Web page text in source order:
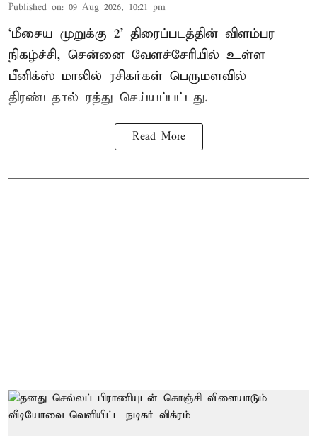
Published on: 09 Aug 2026, 10:21 pm
‘மீசைய முறுக்கு 2’ திரைப்படத்தின் விளம்பர
நிகழ்ச்சி, சென்னை வேளச்சேரியில் உள்ள
பீனிக்ஸ் மாலில் ரசிகர்கள் பெருமளவில்
திரண்டதால் ரத்து செய்யப்பட்டது.
Read More